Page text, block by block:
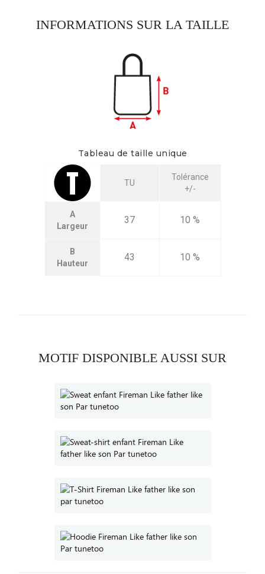
INFORMATIONS SUR LA TAILLE
Tableau de taille unique
TU
Tolérance
+/-
A
Largeur
37 10 %
B
Hauteur
43 10 %
MOTIF DISPONIBLE AUSSI SUR